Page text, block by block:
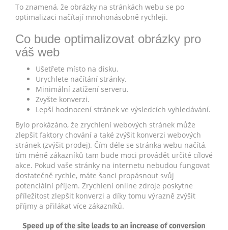
To znamená, že obrázky na stránkách webu se po
optimalizaci načítají mnohonásobně rychleji.
Co bude optimalizovat obrázky pro
váš web
Ušetřete místo na disku.
Urychlete načítání stránky.
Minimální zatížení serveru.
Zvyšte konverzi.
Lepší hodnocení stránek ve výsledcích vyhledávání.
Bylo prokázáno, že zrychlení webových stránek může
zlepšit faktory chování a také zvýšit konverzi webových
stránek (zvýšit prodej). Čím déle se stránka webu načítá,
tím méně zákazníků tam bude moci provádět určité cílové
akce. Pokud vaše stránky na internetu nebudou fungovat
dostatečně rychle, máte šanci propásnout svůj
potenciální příjem. Zrychlení online zdroje poskytne
příležitost zlepšit konverzi a díky tomu výrazně zvýšit
příjmy a přilákat více zákazníků.